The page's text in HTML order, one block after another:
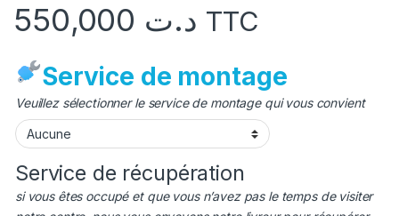
د.ت TTC
Service de montage
Veuillez sélectionner le service de montage qui vous convient
Service de récupération
si vous êtes occupé et que vous n’avez pas le temps de visiter